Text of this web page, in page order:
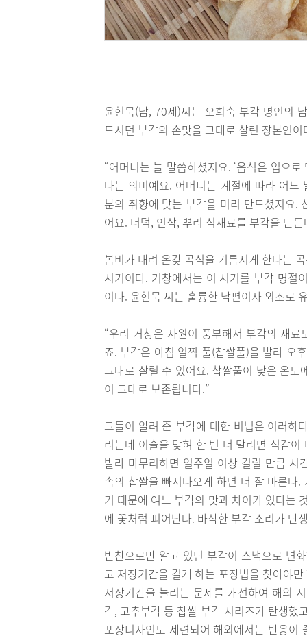
윤현묵(남, 70세)씨는 오희숙 부각 명인의
드시던 부각의 손맛을 그대로 살린 장본인
“어머니는 늘 말씀하셨지요. ‘음식은 입으
다는 의미예요. 어머니는 계절에 따라 어
분의 취향에 맞는 부각을 미리 만드셨지요.
어요. 더덕, 인삼, 뿌리 식재료를 부각을 만
봄비가 내려 온갖 곡식을 기름지게 한다는
시기이다. 거창에서는 이 시기를 부각 명절
이다. 윤현묵 씨는 훌륭한 남편이자 외조로
“우리 거창은 자원이 풍부해서 부각의 재
죠. 부각은 아침 일찍 풀(찹쌀풀)을 발라 오
그대로 살릴 수 있어요. 찹쌀풀이 낮은 온
이 그대로 보존됩니다.”
그들이 알려 준 부각에 대한 비법은 이러하
리는데 이슬을 맞혀 한 번 더 말리면 식감
발라 마무리하면 일주일 이상 걸릴 만큼
속의 찹쌀을 빠져나오게 하면 더 잘 마른다
기 때문에 여느 부각의 맛과 차이가 있다는
에 꽃처럼 피어난다. 바삭한 부각 소리가 탄
반찬으로만 알고 있던 부각이 스낵으로 변
고 저장기간을 길게 하는 포장법을 찾아야
저장기간을 늘리는 문제를 개선하여 해외
각, 고추부각 등 찹쌀 부각 시리즈가 탄생했
포장디자인도 세련되어 해외에서는 반응